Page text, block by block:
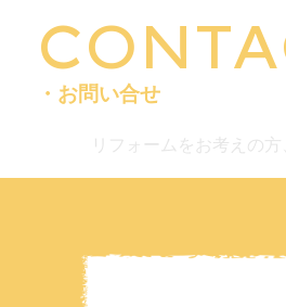
・お問い合せ
リフォームをお考えの